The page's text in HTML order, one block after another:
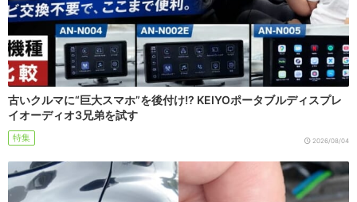
古いクルマに“巨大スマホ”を後付け!? KEIYOポータブルディスプレ
イオーディオ3兄弟を試す
特集 2026/08/04